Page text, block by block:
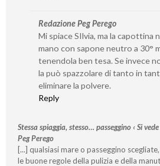
Redazione Peg Perego
Mi spiace SIlvia, ma la capottina
mano con sapone neutro a 30°
tenendola ben tesa. Se invece
la può spazzolare di tanto in
eliminare la polvere.
Reply
Stessa spiaggia, stesso… passeggino ‹ Si
Peg Perego
[...] qualsiasi mare o passeggino
le buone regole della pulizia e della